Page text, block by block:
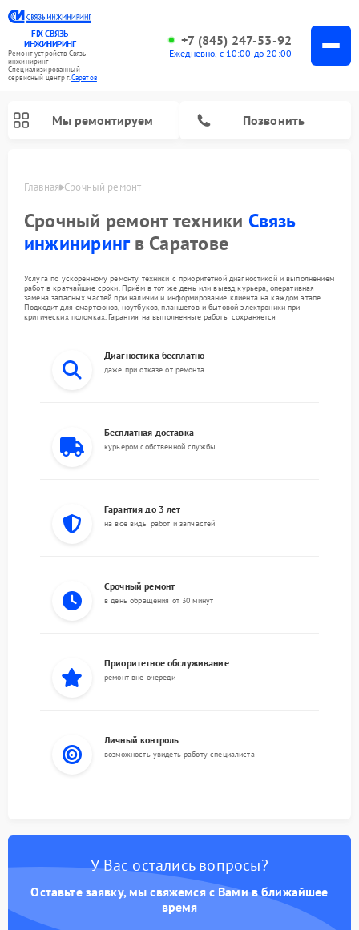
FIX-СВЯЗЬ
ИНЖИНИРИНГ
Ремонт устройств Связь
инжиниринг
Специализированный
cервисный центр г.Саратов
+7 (845) 247-53-92
Ежедневно, с 10:00 до 20:00
Мы ремонтируем Позвонить
Главная Срочный ремонт
Срочный ремонт техники Связь
инжинирингв Саратове
Услуга по ускоренному ремонту техники с приоритетной диагностикой и выполнением
работ в кратчайшие сроки. Приём в тот же день или выезд курьера, оперативная
замена запасных частей при наличии и информирование клиента на каждом этапе.
Подходит для смартфонов, ноутбуков, планшетов и бытовой электроники при
критических поломках. Гарантия на выполненные работы сохраняется
Диагностика бесплатно
даже при отказе от ремонта
Бесплатная доставка
курьером собственной службы
Гарантия до 3 лет
на все виды работ и запчастей
Срочный ремонт
в день обращения от 30 минут
Приоритетное обслуживание
ремонт вне очереди
Личный контроль
возможность увидеть работу специалиста
У Вас остались вопросы?
Оставьте заявку, мы свяжемся с Вами в ближайшее
время